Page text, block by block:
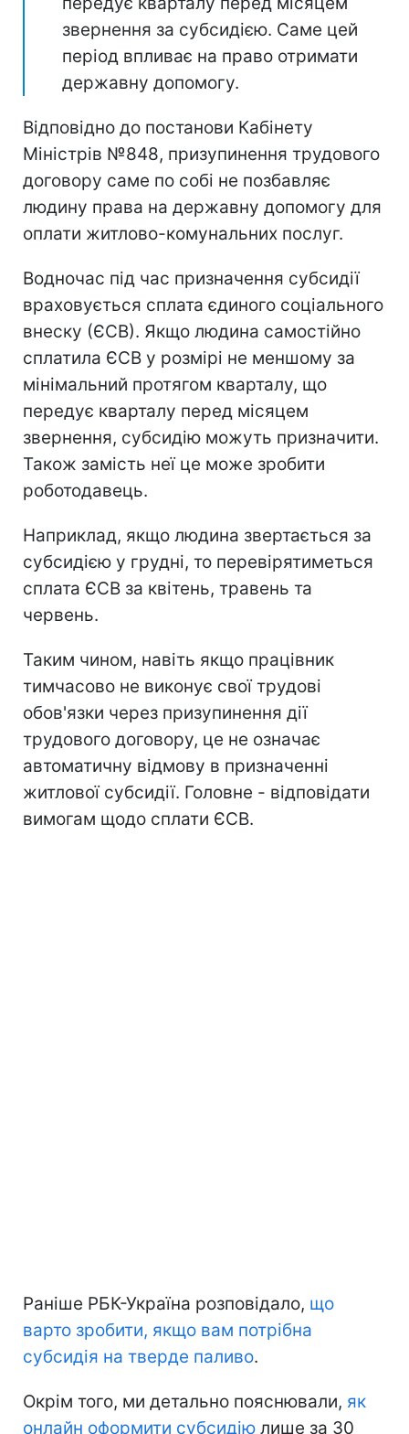
звернення за субсидією. Саме цей
період впливає на право отримати
державну допомогу.
Відповідно до постанови Кабінету
Міністрів №848, призупинення трудового
договору саме по собі не позбавляє
людину права на державну допомогу для
оплати житлово-комунальних послуг.
Водночас під час призначення субсидії
враховується сплата єдиного соціального
внеску (ЄСВ). Якщо людина самостійно
сплатила ЄСВ у розмірі не меншому за
мінімальний протягом кварталу, що
передує кварталу перед місяцем
звернення, субсидію можуть призначити.
Також замість неї це може зробити
роботодавець.
Наприклад, якщо людина звертається за
субсидією у грудні, то перевірятиметься
сплата ЄСВ за квітень, травень та
червень.
Таким чином, навіть якщо працівник
тимчасово не виконує свої трудові
обов'язки через призупинення дії
трудового договору, це не означає
автоматичну відмову в призначенні
житлової субсидії. Головне - відповідати
вимогам щодо сплати ЄСВ.
Раніше РБК-Україна розповідало, що
варто зробити, якщо вам потрібна
субсидія на тверде паливо.
Окрім того, ми детально пояснювали, як
онлайн оформити субсидію лише за 30